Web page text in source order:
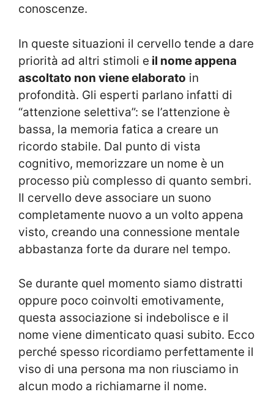
conoscenze.
In queste situazioni il cervello tende a dare
priorità ad altri stimoli e il nome appena
ascoltato non viene elaborato in
profondità. Gli esperti parlano infatti di
“attenzione selettiva”: se l’attenzione è
bassa, la memoria fatica a creare un
ricordo stabile. Dal punto di vista
cognitivo, memorizzare un nome è un
processo più complesso di quanto sembri.
Il cervello deve associare un suono
completamente nuovo a un volto appena
visto, creando una connessione mentale
abbastanza forte da durare nel tempo.
Se durante quel momento siamo distratti
oppure poco coinvolti emotivamente,
questa associazione si indebolisce e il
nome viene dimenticato quasi subito. Ecco
perché spesso ricordiamo perfettamente il
viso di una persona ma non riusciamo in
alcun modo a richiamarne il nome.